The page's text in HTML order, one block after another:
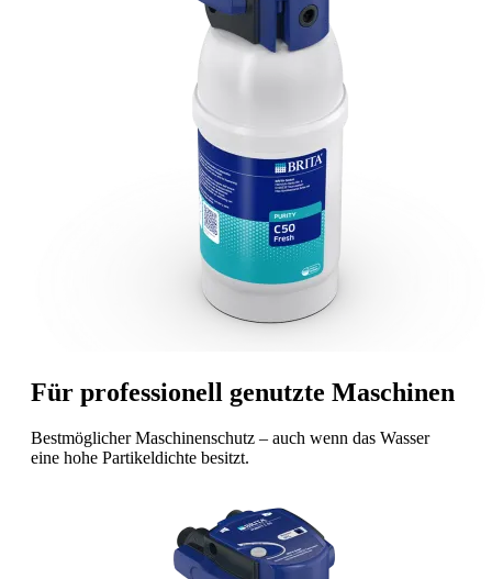
Für professionell genutzte Maschinen
Bestmöglicher Maschinenschutz – auch wenn das Wasser
eine hohe Partikeldichte besitzt.